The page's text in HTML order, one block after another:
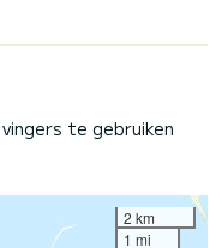
te gebruiken
2 km
1 mi